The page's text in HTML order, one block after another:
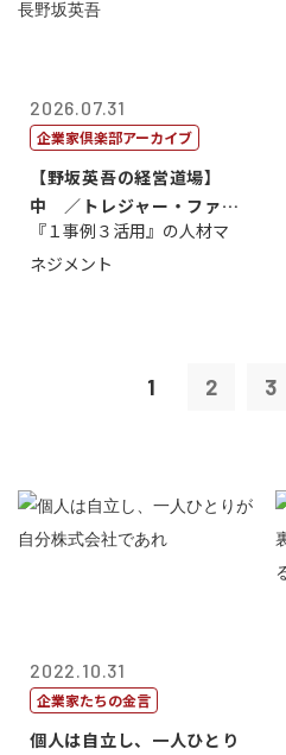
2026.07.31
企業家倶楽部アーカイブ
【野坂英吾の経営道場】
中 ／トレジャー・ファク
トリー社長野坂...
『１事例３活用』の人材マ
ネジメント
1 2 3
2022.10.31
企業家たちの金言
個人は自立し、一人ひとり